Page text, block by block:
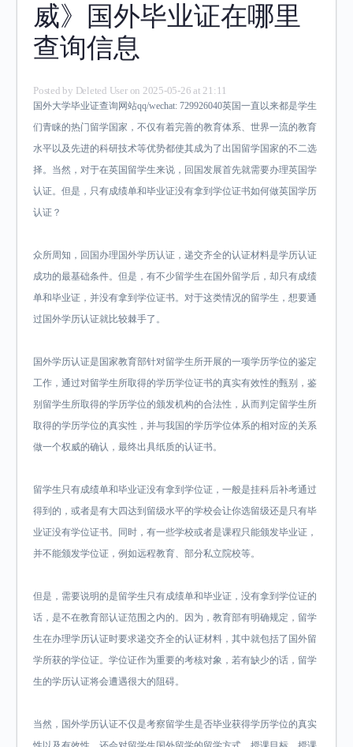
威》国外毕业证在哪里
查询信息
Posted by Deleted User on 2025-05-26 at 21:11
国外大学毕业证查询网站qq/wechat: 729926040英国一直以来都是学生
们青睐的热门留学国家，不仅有着完善的教育体系、世界一流的教育
水平以及先进的科研技术等优势都使其成为了出国留学国家的不二选
择。当然，对于在英国留学生来说，回国发展首先就需要办理英国学
认证。但是，只有成绩单和毕业证没有拿到学位证书如何做英国学历
认证？
众所周知，回国办理国外学历认证，递交齐全的认证材料是学历认证
成功的最基础条件。但是，有不少留学生在国外留学后，却只有成绩
单和毕业证，并没有拿到学位证书。对于这类情况的留学生，想要通
过国外学历认证就比较棘手了。
国外学历认证是国家教育部针对留学生所开展的一项学历学位的鉴定
工作，通过对留学生所取得的学历学位证书的真实有效性的甄别，鉴
别留学生所取得的学历学位的颁发机构的合法性，从而判定留学生所
取得的学历学位的真实性，并与我国的学历学位体系的相对应的关系
做一个权威的确认，最终出具纸质的认证书。
留学生只有成绩单和毕业证没有拿到学位证，一般是挂科后补考通过
得到的，或者是有大四达到留级水平的学校会让你选留级还是只有毕
业证没有学位证书。同时，有一些学校或者是课程只能颁发毕业证，
并不能颁发学位证，例如远程教育、部分私立院校等。
但是，需要说明的是留学生只有成绩单和毕业证，没有拿到学位证的
话，是不在教育部认证范围之内的。因为，教育部有明确规定，留学
生在办理学历认证时要求递交齐全的认证材料，其中就包括了国外留
学所获的学位证。学位证作为重要的考核对象，若有缺少的话，留学
生的学历认证将会遭遇很大的阻碍。
当然，国外学历认证不仅是考察留学生是否毕业获得学历学位的真实